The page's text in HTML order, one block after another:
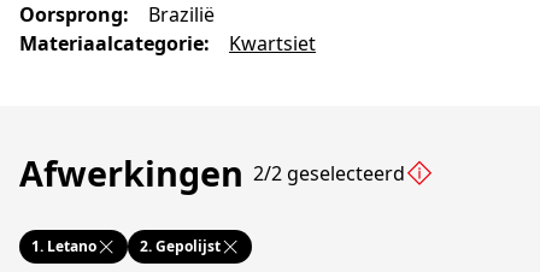
Oorsprong:
Brazilië
Materiaalcategorie: Kwartsiet
Afwerkingen 2/2 geselecteerd
1. Letano 2.Gepolijst